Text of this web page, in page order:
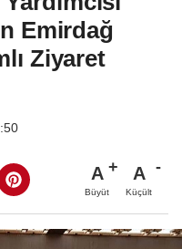
Emirdağ
Ziyaret
A
Büyüt
A
Küçült